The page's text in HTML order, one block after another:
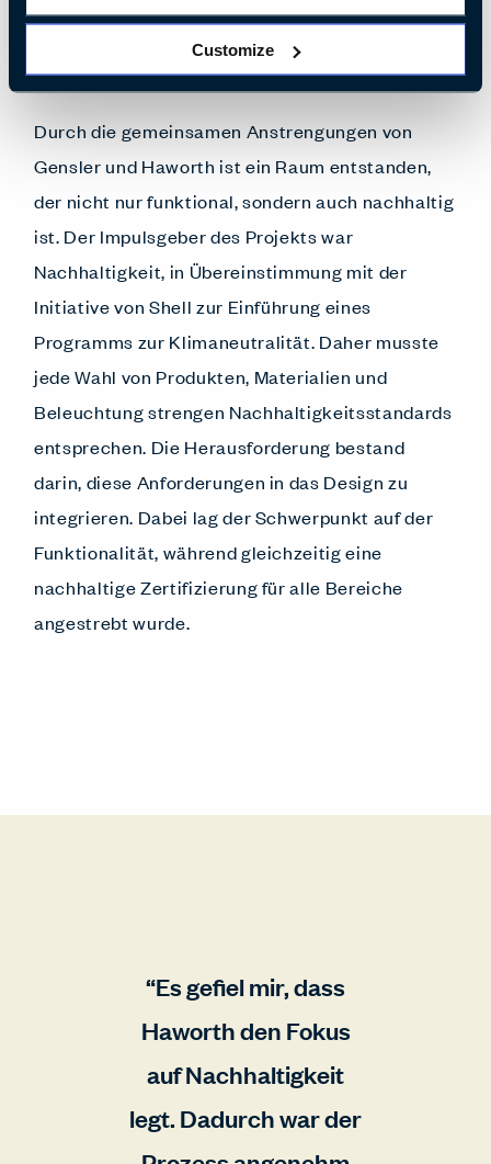
Customize
ergänzt, der als aktive Sitzlösung für
Besprechungen entwickelt wurde.
Durch die gemeinsamen Anstrengungen von
Gensler und Haworth ist ein Raum entstanden,
der nicht nur funktional, sondern auch nachhaltig
ist. Der Impulsgeber des Projekts war
Nachhaltigkeit, in Übereinstimmung mit der
Initiative von Shell zur Einführung eines
Programms zur Klimaneutralität. Daher musste
jede Wahl von Produkten, Materialien und
Beleuchtung strengen Nachhaltigkeitsstandards
entsprechen. Die Herausforderung bestand
darin, diese Anforderungen in das Design zu
integrieren. Dabei lag der Schwerpunkt auf der
Funktionalität, während gleichzeitig eine
nachhaltige Zertifizierung für alle Bereiche
angestrebt wurde.
Es gefiel mir, dass
Haworth den Fokus
auf Nachhaltigkeit
legt. Dadurch war der